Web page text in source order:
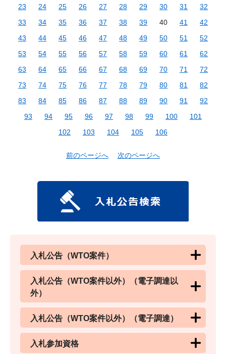
23
24 25 26 27 28 29 30 31
32
33
34 35 36 37 38 39 40 41
42
43
44 45 46 47 48 49 50 51
52
53
54 55 56 57 58 59 60 61
62
63
64 65 66 67 68 69 70 71
72
73
74 75 76 77 78 79 80 81
82
83
84 85 86 87 88 89 90 91
92
93
94 95 96 97 98 99 100
101
102
103 104 105 106
前のページへ 次のページへ
入札公告（WTO案件）
入札公告（WTO案件以外）（電子調達以
外）
入札公告（WTO案件以外）（電子調達）
入札参加資格